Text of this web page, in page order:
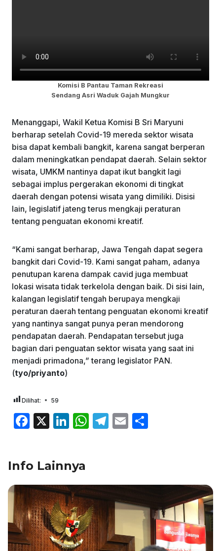
Komisi B Pantau Taman Rekreasi
Sendang Asri Waduk Gajah Mungkur
Menanggapi, Wakil Ketua Komisi B Sri Maryuni
berharap setelah Covid-19 mereda sektor wisata
bisa dapat kembali bangkit, karena sangat berperan
dalam meningkatkan pendapat daerah. Selain sektor
wisata, UMKM nantinya dapat ikut bangkit lagi
sebagai implus pergerakan ekonomi di tingkat
daerah dengan potensi wisata yang dimiliki. Disisi
lain, legislatif jateng terus mengkaji peraturan
tentang penguatan ekonomi kreatif.
“Kami sangat berharap, Jawa Tengah dapat segera
bangkit dari Covid-19. Kami sangat paham, adanya
penutupan karena dampak cavid juga membuat
lokasi wisata tidak terkelola dengan baik. Di sisi lain,
kalangan legislatif tengah berupaya mengkaji
peraturan daerah tentang penguatan ekonomi kreatif
yang nantinya sangat punya peran mendorong
pendapatan daerah. Pendapatan tersebut juga
bagian dari penguatan sektor wisata yang saat ini
menjadi primadona,” terang legislator PAN.
(tyo/priyanto)
Dilihat: 59
F
e
b
o
o
k
X
Li
e
dI
n
W
A
p
p
T
a
m
E
Info Lainnya